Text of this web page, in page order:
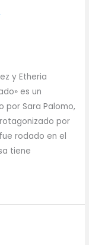
y Etheria
es un
por Sara Palomo,
por
rodado en el
tiene